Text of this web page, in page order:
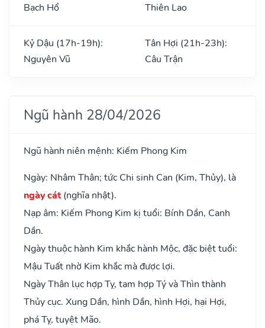
Bạch Hổ
Thiên Lao
Kỷ Dậu (17h-19h):
Nguyên Vũ
Tân Hợi (21h-23h):
Câu Trận
Ngũ hành 28/04/2026
Ngũ hành niên mệnh: Kiếm Phong Kim
Ngày: Nhâm Thân; tức Chi sinh Can (Kim, Thủy), là
ngày cát(nghĩa nhật).
Nạp âm: Kiếm Phong Kim kị tuổi: Bính Dần, Canh
Dần.
Ngày thuộc hành Kim khắc hành Mộc, đặc biệt tuổi:
Mậu Tuất nhờ Kim khắc mà được lợi.
Ngày Thân lục hợp Tỵ, tam hợp Tý và Thìn thành
Thủy cục. Xung Dần, hình Dần, hình Hợi, hại Hợi,
phá Tỵ, tuyệt Mão.